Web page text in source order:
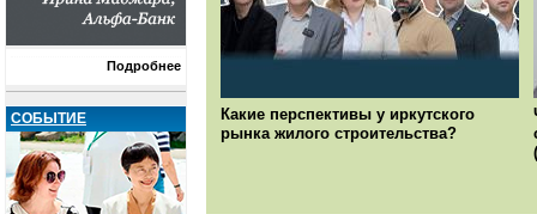
Подробнее
СОБЫТИЕ
Какие перспективы у иркутского
рынка жилого строительства?